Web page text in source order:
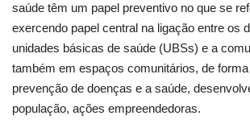
saúde têm um papel preventivo no que se
exercendo papel central na ligação entre os
unidades básicas de saúde (UBSs) e a
também em espaços comunitários, de
prevenção de doenças e a saúde,
população, ações empreendedoras.